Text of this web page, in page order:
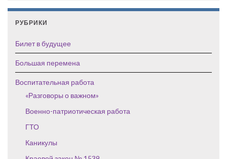
РУБРИКИ
Билет в будущее
Большая перемена
Воспитательная работа
«Разговоры о важном»
Военно-патриотическая работа
ГТО
Каникулы